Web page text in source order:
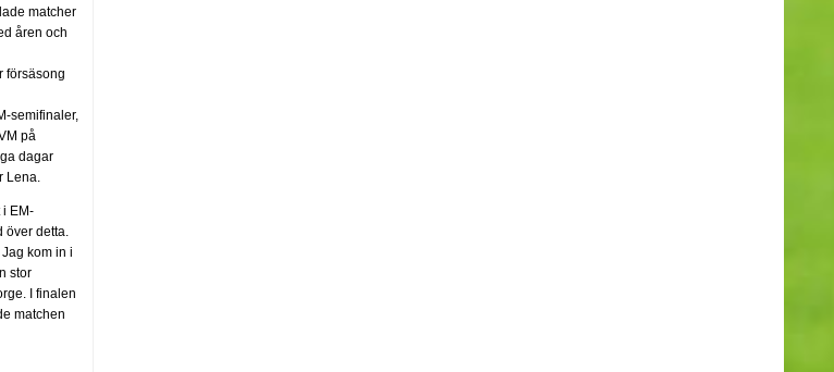
matcher
åren och
försäsong
semifinaler,
på
dagar
Lena.
i EM-
över detta.
kom in i
stor
I finalen
matchen